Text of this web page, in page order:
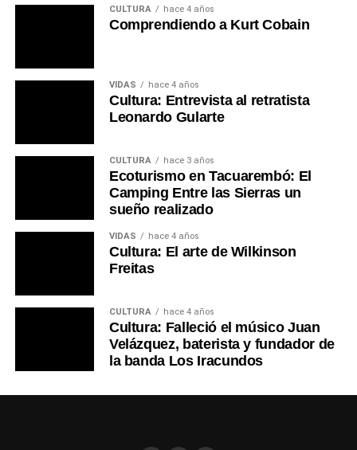
CULTURA hace 4 años
Comprendiendo a Kurt Cobain
VIDAS hace 4 años
Cultura: Entrevista al retratista
Leonardo Gularte
CULTURA hace 3 años
Ecoturismo en Tacuarembó: El
Camping Entre las Sierras un
sueño realizado
VIDAS hace 4 años
Cultura: El arte de Wilkinson
Freitas
CULTURA hace 4 años
Cultura: Falleció el músico Juan
Velázquez, baterista y fundador de
la banda Los Iracundos